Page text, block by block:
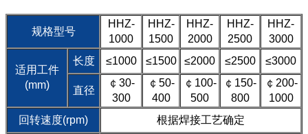
规格型号
HHZ-
1000
HHZ-
1500
HHZ-
2000
HHZ-
2500
HHZ-
3000
适用工件
(mm)
长度 ≤1000 ≤1500 ≤2000 ≤2500 ≤3000
直径
￠30-
300
￠50-
400
￠100-
500
￠150-
800
￠200-
1000
回转速度(rpm)
根据焊接工艺确定